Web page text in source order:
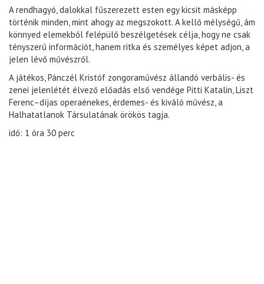
A rendhagyó, dalokkal fűszerezett esten egy kicsit másképp
történik minden, mint ahogy az megszokott. A kellő mélységű, ám
könnyed elemekből felépülő beszélgetések célja, hogy ne csak
tényszerű információt, hanem ritka és személyes képet adjon, a
jelen lévő művészről.
A játékos, Pánczél Kristóf zongoraművész állandó verbális- és
zenei jelenlétét élvező előadás első vendége Pitti Katalin, Liszt
Ferenc–díjas operaénekes, érdemes- és kiváló művész, a
Halhatatlanok Társulatának örökös tagja.
idő: 1 óra 30 perc